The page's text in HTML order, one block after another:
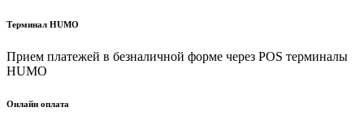
Терминал HUMO
Прием платежей в безналичной форме через POS терминалы
HUMO
Онлайн оплата